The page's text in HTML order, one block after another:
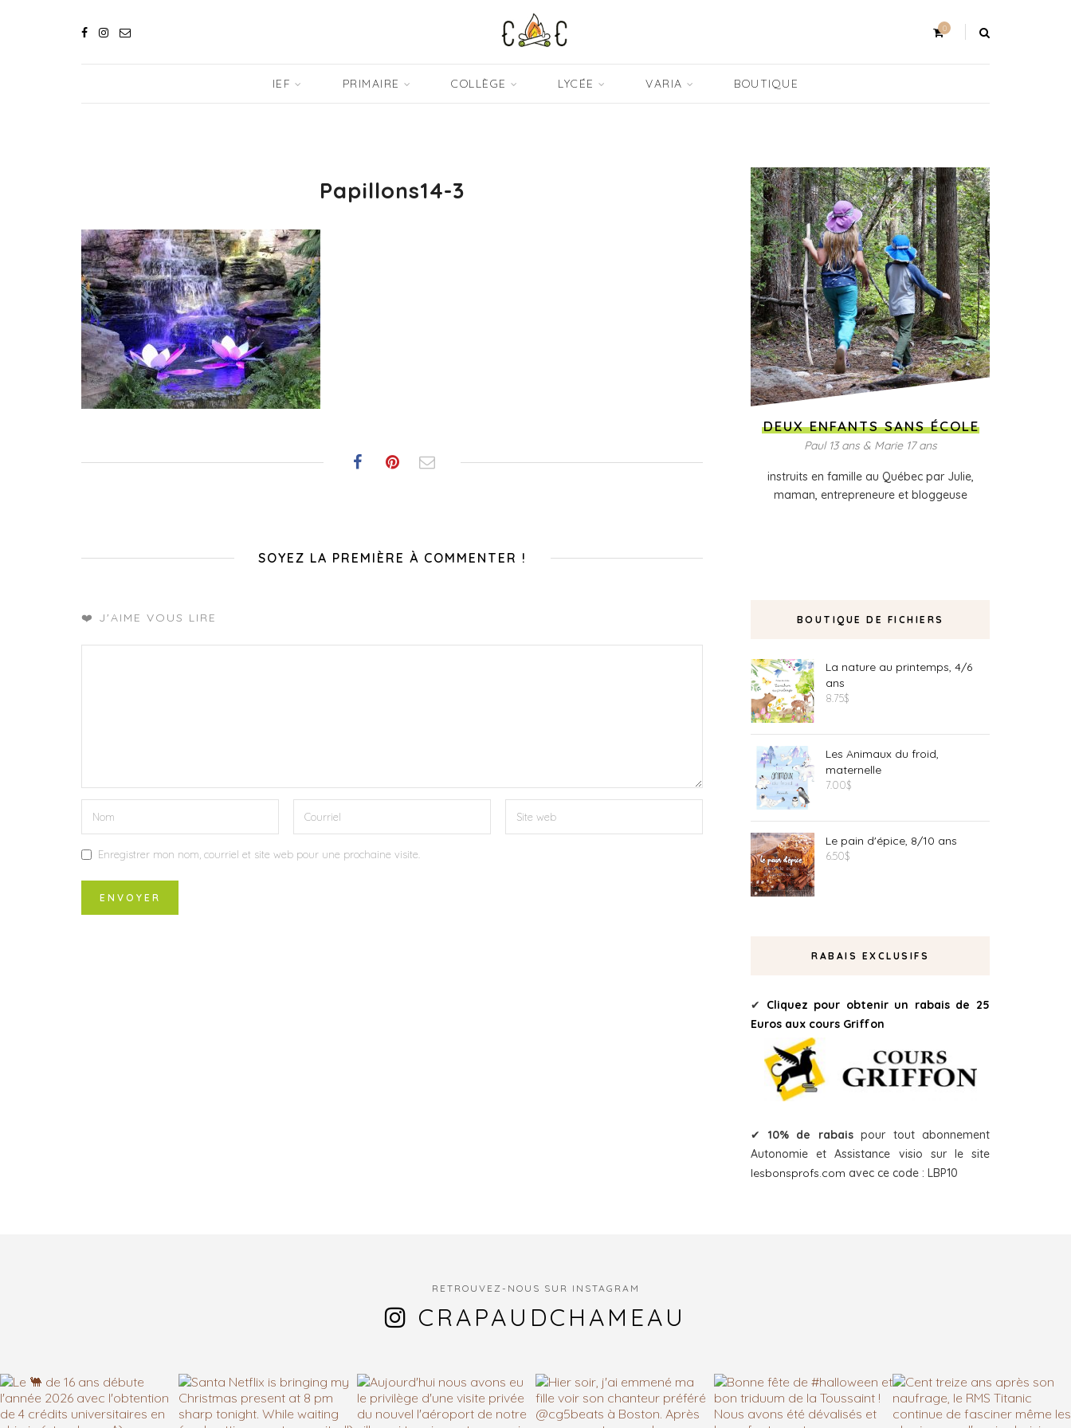
0
IEF PRIMAIRE COLLÈGE LYCÉE VARIA BOUTIQUE
Papillons14-3
SOYEZ LA PREMIÈRE À COMMENTER !
❤️ J'AIME VOUS LIRE
Enregistrer mon nom, courriel et site web pour une prochaine visite.
DEUX ENFANTS SANS ÉCOLE
Paul 13 ans & Marie 17 ans
instruits en famille au Québec par Julie,
maman, entrepreneure et bloggeuse
BOUTIQUE DE FICHIERS
La nature au printemps, 4/6
ans
8.75$
Les Animaux du froid,
maternelle
7.00$
Le pain d'épice, 8/10 ans
6.50$
RABAIS EXCLUSIFS
✔ Cliquez pour obtenir un rabais de 25
Euros aux cours Griffon
✔ 10% de rabaispour tout abonnement
Autonomie et Assistance visio sur le site
lesbonsprofs.com avec ce code : LBP10
RETROUVEZ-NOUS SUR INSTAGRAM
CRAPAUDCHAMEAU